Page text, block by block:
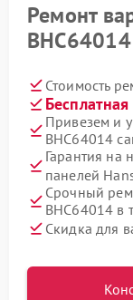
Ремонт
Стоимость
Привезем и
BHC64014
Гарантия на
панелей
Срочный
BHC64014 в
Скидка для